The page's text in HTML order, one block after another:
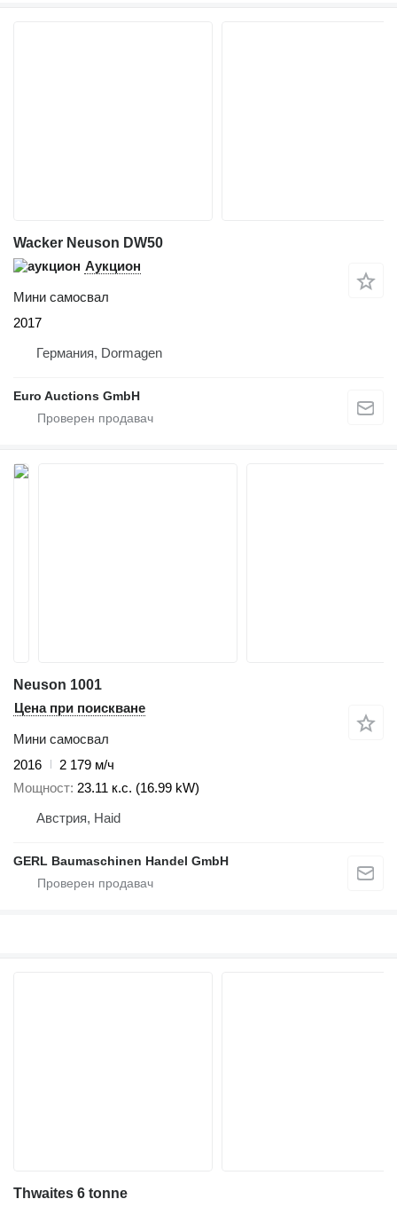
Wacker Neuson DW50
Аукцион
Мини самосвал
2017
Германия, Dormagen
Euro Auctions GmbH
Neuson 1001
Цена при поискване
Мини самосвал
2016
2 179 м/ч
Мощност 23.11 к.с. (16.99 kW)
Австрия, Haid
GERL Baumaschinen Handel GmbH
Thwaites 6 tonne